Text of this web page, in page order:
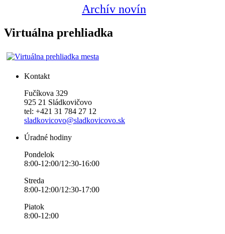
Archív novín
Virtuálna prehliadka
Kontakt
Fučíkova 329
925 21 Sládkovičovo
tel: +421 31 784 27 12
sladkovicovo@sladkovicovo.sk
Úradné hodiny
Pondelok
8:00-12:00/12:30-16:00
Streda
8:00-12:00/12:30-17:00
Piatok
8:00-12:00